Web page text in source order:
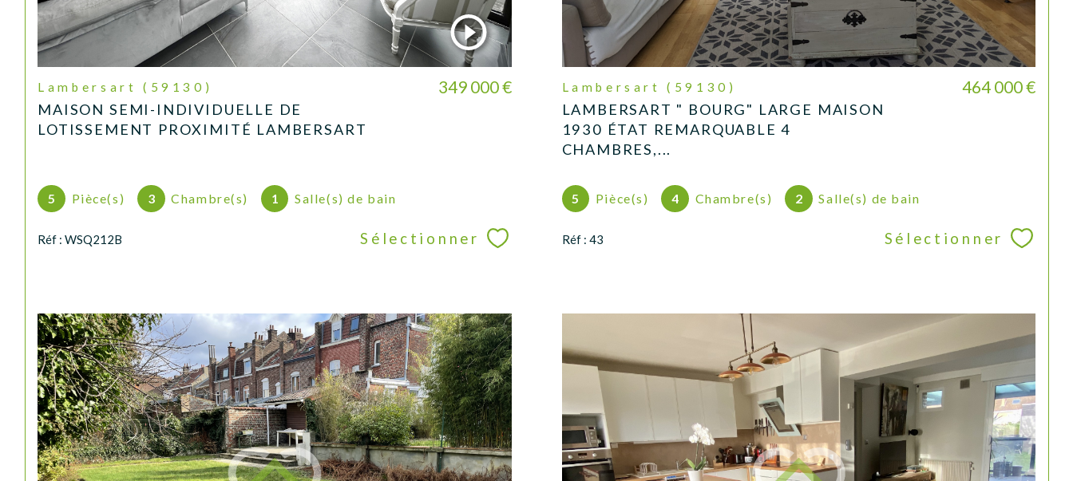
Lambersart (59130)
MAISON SEMI-INDIVIDUELLE DE
LOTISSEMENT PROXIMITÉ LAMBERSART
349 000 €
5 Pièce(s) 3 Chambre(s) 1 Salle(s) de bain
Réf : WSQ212B Sélectionner
Lambersart (59130)
LAMBERSART " BOURG" LARGE MAISON
1930 ÉTAT REMARQUABLE 4
CHAMBRES,...
464 000 €
5 Pièce(s) 4 Chambre(s) 2 Salle(s) de bain
Réf : 43 Sélectionner